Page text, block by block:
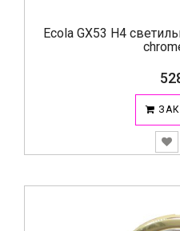
Ecola GX53 H4